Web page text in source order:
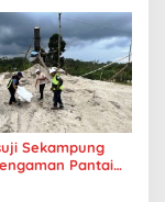
Sekampung
Pantai